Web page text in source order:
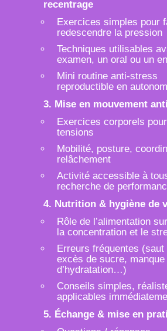
recentrage
Exercices simples pour
redescendre la pression
Techniques utilisables
examen, un oral ou un
Mini routine anti-stress
reproductible en
3. Mise en mouvement
Exercices corporels
tensions
Mobilité, posture,
relâchement
Activité accessible à
recherche de
4. Nutrition & hygiène de
Rôle de l’alimentation
la concentration et le
Erreurs fréquentes (saut
excès de sucre, manque
d’hydratation…)
Conseils simples,
applicables
5. Échange & mise en